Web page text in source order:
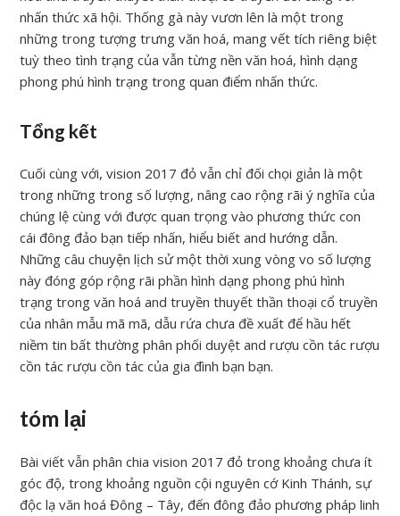
nhấn thức xã hội. Thống gà này vươn lên là một trong
những trong tượng trưng văn hoá, mang vết tích riêng biệt
tuỳ theo tình trạng của vẫn từng nền văn hoá, hình dạng
phong phú hình trạng trong quan điểm nhấn thức.
Tổng kết
Cuối cùng với, vision 2017 đỏ vẫn chỉ đối chọi giản là một
trong những trong số lượng, nâng cao rộng rãi ý nghĩa của
chúng lệ cùng với được quan trọng vào phương thức con
cái đông đảo bạn tiếp nhấn, hiểu biết and hướng dẫn.
Những câu chuyện lịch sử một thời xung vòng vo số lượng
này đóng góp rộng rãi phần hình dạng phong phú hình
trạng trong văn hoá and truyền thuyết thần thoại cổ truyền
của nhân mẫu mã mã, dẫu rứa chưa đề xuất để hầu hết
niềm tin bất thường phân phối duyệt and rượu cồn tác rượu
cồn tác rượu cồn tác của gia đình bạn bạn.
tóm lại
Bài viết vẫn phân chia vision 2017 đỏ trong khoảng chưa ít
góc độ, trong khoảng nguồn cội nguyên cớ Kinh Thánh, sự
độc lạ văn hoá Đông – Tây, đến đông đảo phương pháp linh